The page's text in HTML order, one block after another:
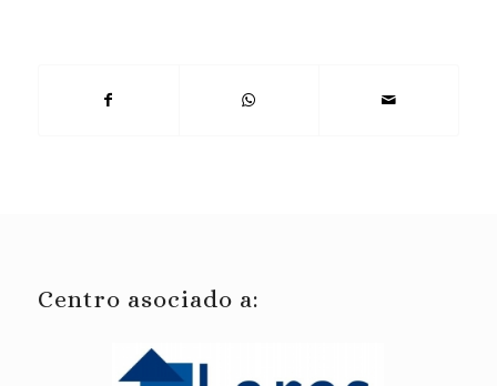
Centro asociado a: